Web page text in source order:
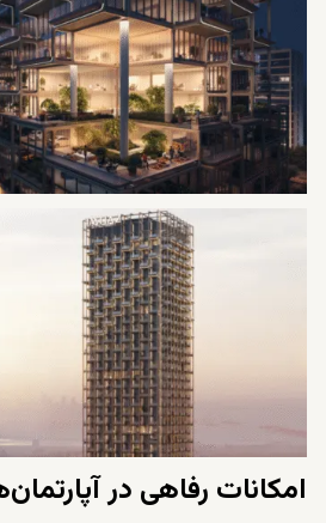
امکانات رفاهی در